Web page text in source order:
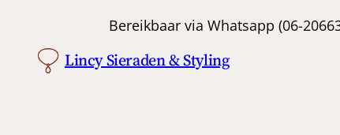
Bereikbaar via Whatsapp
Lincy Sieraden & Styling